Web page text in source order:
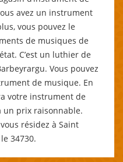
avez un instrument
vous pouvez le
de musiques de
C’est un luthier de
Vous pouvez
de musique. En
votre instrument de
un prix raisonnable.
résidez à Saint
34730.